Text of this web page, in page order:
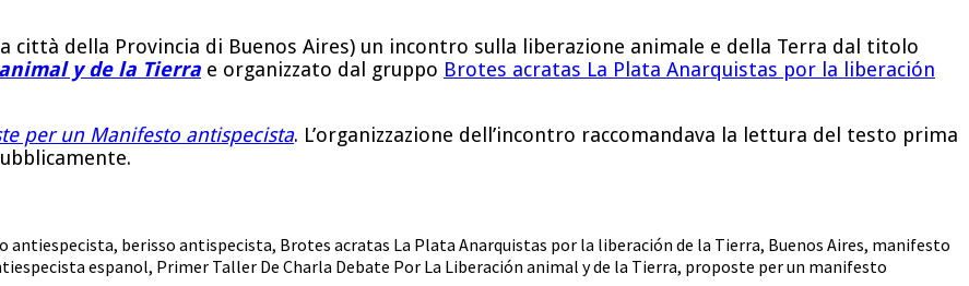
città della Provincia di Buenos Aires) un incontro sulla liberazione animale e della Terra dal titolo
y de la Tierra e organizzato dal gruppo Brotes acratas La Plata Anarquistas por la liberación
per un Manifesto antispecista. L’organizzazione dell’incontro raccomandava la lettura del testo prima
antiespecista, berisso antispecista, Brotes acratas La Plata Anarquistas por la liberación de la Tierra, Buenos Aires, manifesto
espanol, Primer Taller De Charla Debate Por La Liberación animal y de la Tierra, proposte per un manifesto